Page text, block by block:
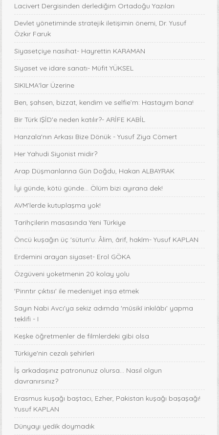
Lacivert Dergisinden derlediğim Ortadoğu Yazıları
Devlet yönetiminde stratejik iletişimin önemi, Dr. Yusuf
Özkır Faruk
Siyasetçiye nasihat- Hayrettin KARAMAN
Siyaset ve idare sanatı- Müfit YÜKSEL
SIKILMA'lar Üzerine
Ben, şahsen, bizzat, kendim ve selfie’m: Hastayım bana!
Bir Türk IŞİD'e neden katılır?- ARİFE KABİL
Hanzala'nın Arkası Bize Dönük - Yusuf Ziya Cömert
Her Yahudi Siyonist midir?
Arap Düşmanlarına Gün Doğdu, Hakan ALBAYRAK
İyi günde, kötü günde... Ölüm bizi ayırana dek!
AVM’lerde kutuplaşma yok!
Tarihçilerin masasında Yeni Türkiye
Öncü kuşağın üç 'sütun'u: Âlim, ârif, hakîm- Yusuf KAPLAN
Erdemini arayan siyaset- Erol GÖKA
Özgüveni yoketmenin 20 kolay yolu
'Pirıntır çıktısı' ile medeniyet inşa etmek
Sayın Nabi Avcı'ya sekiz adımda 'mûsikî inkılâbı' yapma
teklifi - I
Keşke öğretmenler de filmlerdeki gibi olsa
Türkiye'nin cezalı şehirleri
İş arkadaşınız patronunuz olursa… Nasıl olgun
davranırsınız?
Erasmus kuşağı baştacı, Ezher, Pakistan kuşağı başaşağı!
Yusuf KAPLAN
Dünyayı yedik doymadık